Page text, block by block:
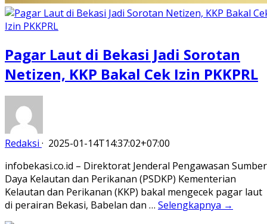
Pagar Laut di Bekasi Jadi Sorotan
Netizen, KKP Bakal Cek Izin PKKPRL
Redaksi · 2025-01-14T14:37:02+07:00
infobekasi.co.id – Direktorat Jenderal Pengawasan Sumber
Daya Kelautan dan Perikanan (PSDKP) Kementerian
Kelautan dan Perikanan (KKP) bakal mengecek pagar laut
di perairan Bekasi, Babelan dan … Selengkapnya →